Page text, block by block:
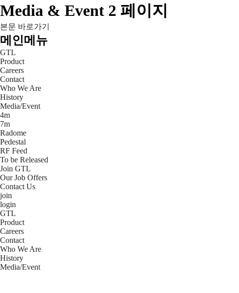
Media & Event 2 페이지
본문 바로가기
메인메뉴
GTL
Product
Careers
Contact
Who We Are
History
Media/Event
4m
7m
Radome
Pedestal
RF Feed
To be Released
Join GTL
Our Job Offers
Contact Us
join
login
GTL
Product
Careers
Contact
Who We Are
History
Media/Event